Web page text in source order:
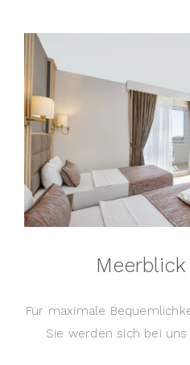
Für maximale
Sie werden sich bei